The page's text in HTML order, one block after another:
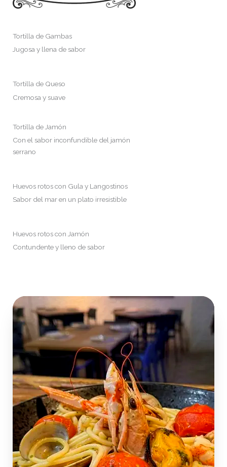
Tortilla de Gambas
Jugosa y llena de sabor
Tortilla de Queso
Cremosa y suave
Tortilla de Jamón
Con el sabor inconfundible del jamón
serrano
Huevos rotos con Gula y Langostinos
Sabor del mar en un plato irresistible
Huevos rotos con Jamón
Contundente y lleno de sabor